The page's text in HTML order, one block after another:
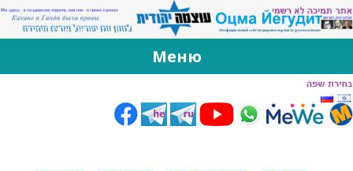
За Оцма Йегудит
עוצמה יהודית ברוסית ובעברית
Меню